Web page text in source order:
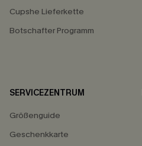
Cupshe Lieferkette
Botschafter Programm
SERVICEZENTRUM
Größenguide
Geschenkkarte